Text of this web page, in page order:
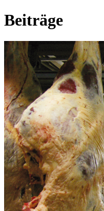
Beiträge